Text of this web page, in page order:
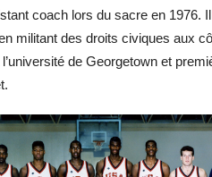
coach lors du sacre en 1976.
militant des droits civiques aux
de Georgetown et